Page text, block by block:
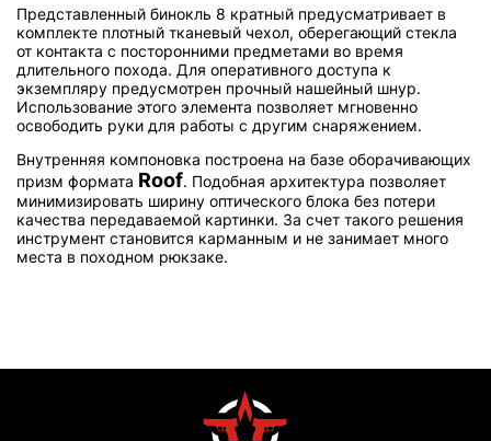
Представленный бинокль 8 кратный предусматривает в
комплекте плотный тканевый чехол, оберегающий стекла
от контакта с посторонними предметами во время
длительного похода. Для оперативного доступа к
экземпляру предусмотрен прочный нашейный шнур.
Использование этого элемента позволяет мгновенно
освободить руки для работы с другим снаряжением.
Внутренняя компоновка построена на базе оборачивающих
призм формата Roof. Подобная архитектура позволяет
минимизировать ширину оптического блока без потери
качества передаваемой картинки. За счет такого решения
инструмент становится карманным и не занимает много
места в походном рюкзаке.